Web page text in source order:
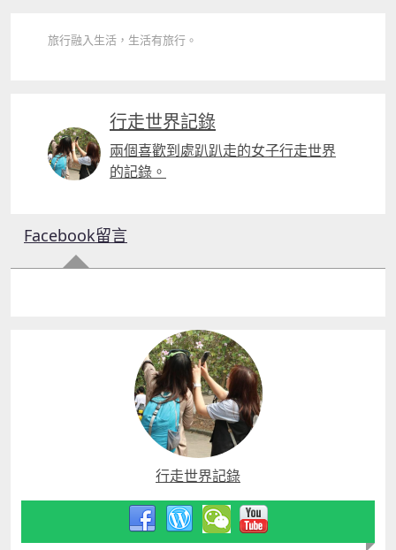
旅行融入生活，生活有旅行。
行走世界記錄
兩個喜歡到處趴趴走的女子行走世界
的記錄。
Facebook留言
行走世界記錄